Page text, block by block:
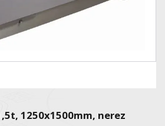
1250x1500mm, nerez